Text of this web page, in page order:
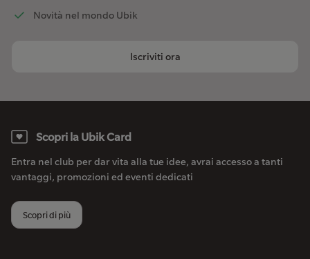
Novità nel mondo Ubik
Iscriviti ora
Scopri la Ubik Card
Entra nel club per dar vita alla tue idee, avrai accesso a tanti
vantaggi, promozioni ed eventi dedicati
Scopri di più